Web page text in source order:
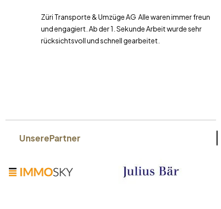
Züri Transporte & Umzüge AG Alle waren immer freundlich
und engagiert. Ab der 1. Sekunde Arbeit wurde sehr
rücksichtsvoll und schnell gearbeitet.
UnserePartner